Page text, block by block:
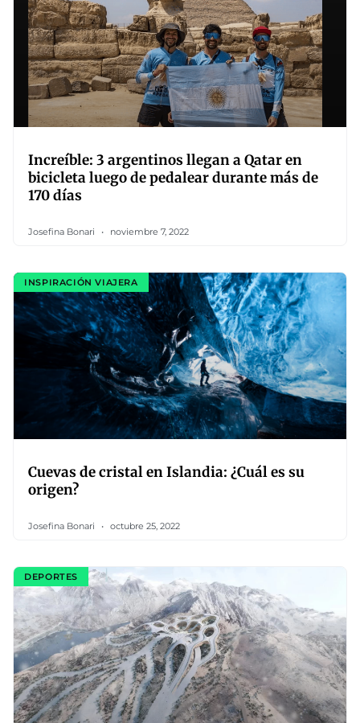
Increíble: 3 argentinos llegan a Qatar en
bicicleta luego de pedalear durante más de
170 días
Josefina Bonari noviembre 7, 2022
INSPIRACIÓN VIAJERA
Cuevas de cristal en Islandia: ¿Cuál es su
origen?
Josefina Bonari octubre 25, 2022
DEPORTES